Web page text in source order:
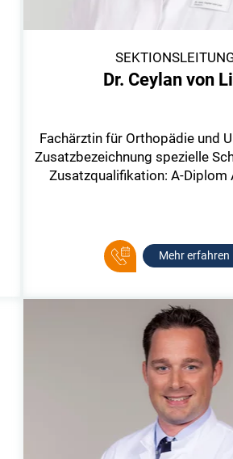
Dr. Ceylan von
Fachärztin für Orthopädie und
Zusatzbezeichnung spezielle
Zusatzqualifikation: A-Diplom
Mehr erfahren